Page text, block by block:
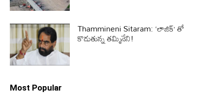
Thammineni Sitaram: ‘లాజిక్’ తో
కొడుతున్న తమ్మినేని!
Most Popular